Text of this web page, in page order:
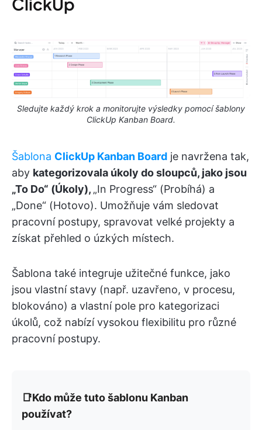
Sledujte každý krok a monitorujte výsledky pomocí šablony
ClickUp Kanban Board.
Šablona ClickUp Kanban Board je navržena tak,
aby kategorizovala úkoly do sloupců, jako jsou
„To Do“ (Úkoly), „In Progress“ (Probíhá) a
„Done“ (Hotovo). Umožňuje vám sledovat
pracovní postupy, spravovat velké projekty a
získat přehled o úzkých místech.
Šablona také integruje užitečné funkce, jako
jsou vlastní stavy (např. uzavřeno, v procesu,
blokováno) a vlastní pole pro kategorizaci
úkolů, což nabízí vysokou flexibilitu pro různé
pracovní postupy. ​
📑Kdo může tuto šablonu Kanban
používat?